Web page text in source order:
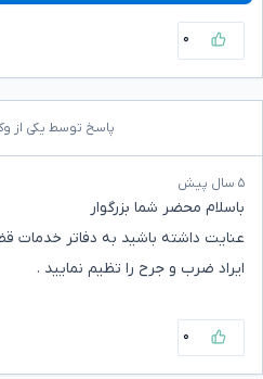
۰
پاسخ توسط یکی از
۵ سال پیش
باسلام محضر شما بزرگوار
عنایت داشته باشید به دفاتر خدمات
ایراد ضرب و جرح را تظیم نمایید .
۰